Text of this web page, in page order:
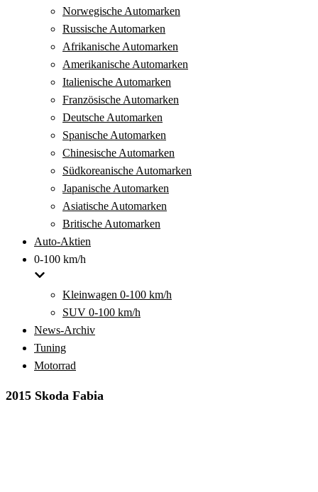
Norwegische Automarken
Russische Automarken
Afrikanische Automarken
Amerikanische Automarken
Italienische Automarken
Französische Automarken
Deutsche Automarken
Spanische Automarken
Chinesische Automarken
Südkoreanische Automarken
Japanische Automarken
Asiatische Automarken
Britische Automarken
Auto-Aktien
0-100 km/h
Kleinwagen 0-100 km/h
SUV 0-100 km/h
News-Archiv
Tuning
Motorrad
2015 Skoda Fabia